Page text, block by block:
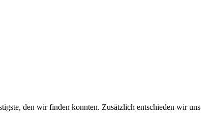
den wir finden konnten. Zusätzlich entschieden wir uns